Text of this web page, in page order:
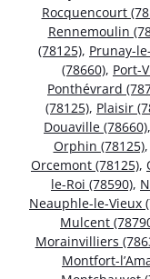
Rocquencourt
Rennemoulin
(78125), Prunay-
(78660), Port-
Ponthévrard
(78125), Plaisir
Douaville (78660),
Orphin (78125),
Orcemont (78125),
le-Roi (78590),
Neauphle-le-Vieux
Mulcent
Morainvilliers
Montfort-